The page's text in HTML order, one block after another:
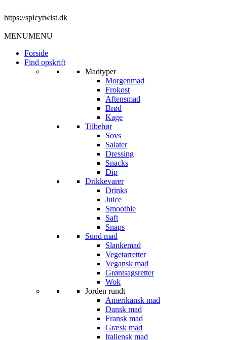
https://spicytwist.dk
MENUMENU
Forside
Find opskrift
Madtyper
Morgenmad
Frokost
Aftensmad
Brød
Kage
Tilbehør
Sovs
Salater
Dressing
Snacks
Dip
Drikkevarer
Drinks
Juice
Smoothie
Saft
Snaps
Sund mad
Slankemad
Vegetarretter
Vegansk mad
Grøntsagsretter
Wok
Jorden rundt
Amerikansk mad
Dansk mad
Fransk mad
Græsk mad
Italiensk mad